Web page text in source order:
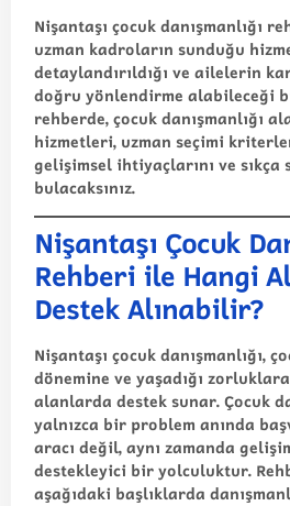
Nişantaşı çocuk danışmanlığı
uzman kadroların sunduğu
detaylandırıldığı ve ailelerin
doğru yönlendirme alabileceği
rehberde, çocuk danışmanlığı
hizmetleri, uzman seçimi
gelişimsel ihtiyaçlarını ve
bulacaksınız.
Nişantaşı Çocuk
Rehberi ile Hangi
Destek Alınabilir?
Nişantaşı çocuk danışmanlığı,
dönemine ve yaşadığı
alanlarda destek sunar. Çocuk
yalnızca bir problem anında
aracı değil, aynı zamanda
destekleyici bir yolculuktur.
aşağıdaki başlıklarda